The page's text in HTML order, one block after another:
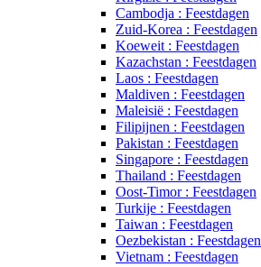
Cambodja : Feestdagen
Zuid-Korea : Feestdagen
Koeweit : Feestdagen
Kazachstan : Feestdagen
Laos : Feestdagen
Maldiven : Feestdagen
Maleisië : Feestdagen
Filipijnen : Feestdagen
Pakistan : Feestdagen
Singapore : Feestdagen
Thailand : Feestdagen
Oost-Timor : Feestdagen
Turkije : Feestdagen
Taiwan : Feestdagen
Oezbekistan : Feestdagen
Vietnam : Feestdagen